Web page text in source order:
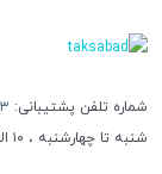
شماره تلفن پشتیبانی:
شنبه تا چهارشنبه ، ۱۰ الی ۱۶ پاسخگوی شما هستیم